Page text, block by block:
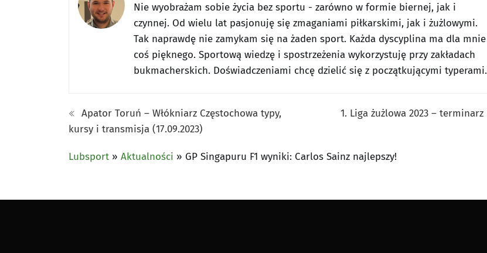
Nie wyobrażam sobie życia bez sportu - zarówno w formie biernej, jak i
czynnej. Od wielu lat pasjonuję się zmaganiami piłkarskimi, jak i żużlowymi.
Tak naprawdę nie zamykam się na żaden sport. Każda dyscyplina ma dla mnie
coś pięknego. Sportową wiedzę i spostrzeżenia wykorzystuję przy zakładach
bukmacherskich. Doświadczeniami chcę dzielić się z początkującymi typerami.
Apator Toruń – Włókniarz Częstochowa typy,
kursy i transmisja (17.09.2023)
1. Liga żużlowa 2023 – terminarz
Lubsport » Aktualności » GP Singapuru F1 wyniki: Carlos Sainz najlepszy!